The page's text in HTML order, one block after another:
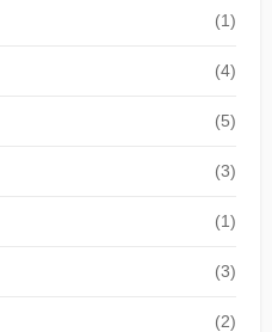
(1)
(4)
(5)
(3)
(1)
(3)
(2)